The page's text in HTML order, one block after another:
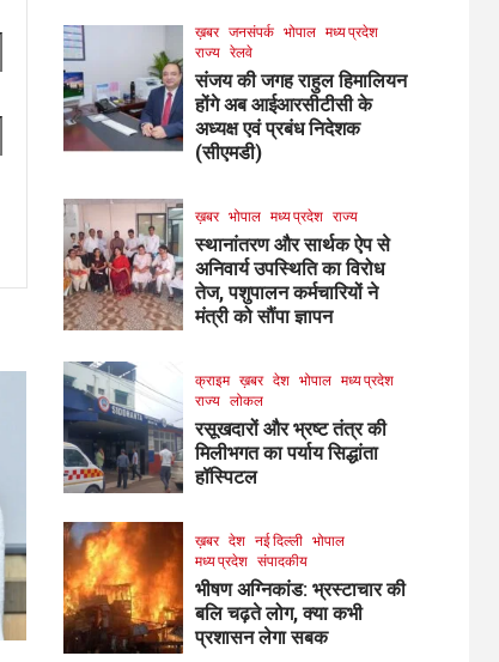
ख़बर जनसंपर्क भोपाल मध्य प्रदेश
राज्य रेलवे
संजय की जगह राहुल हिमालियन
होंगे अब आईआरसीटीसी के
अध्यक्ष एवं प्रबंध निदेशक
(सीएमडी)
ख़बर भोपाल मध्य प्रदेश राज्य
स्थानांतरण और सार्थक ऐप से
अनिवार्य उपस्थिति का विरोध
तेज, पशुपालन कर्मचारियों ने
मंत्री को सौंपा ज्ञापन
क्राइम ख़बर देश भोपाल मध्य प्रदेश
राज्य लोकल
रसूखदारों और भ्रष्ट तंत्र की
मिलीभगत का पर्याय सिद्धांता
हॉस्पिटल
ख़बर देश नई दिल्ली भोपाल
मध्य प्रदेश संपादकीय
भीषण अग्निकांड: भ्रस्टाचार की
बलि चढ़ते लोग, क्या कभी
प्रशासन लेगा सबक